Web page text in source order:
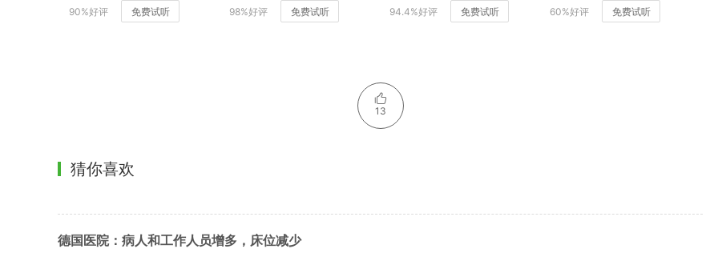
90%好评 免费试听 98%好评 免费试听 94.4%好评 免费试听 60%好评 免费试听
13
猜你喜欢
德国医院：病人和工作人员增多，床位减少